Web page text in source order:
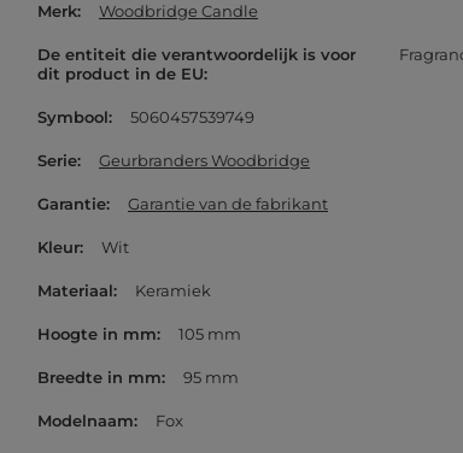
Merk Woodbridge Candle
De entiteit die verantwoordelijk is voor
dit product in de EU
Symbool 5060457539749
Serie Geurbranders Woodbridge
Garantie Garantie van de fabrikant
Kleur Wit
Materiaal Keramiek
Hoogte in mm 105 mm
Breedte in mm 95 mm
Modelnaam Fox